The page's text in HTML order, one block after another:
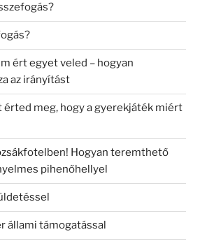
ért egyet veled – hogyan
az irányítást
meg, hogy a gyerekjáték miért
Hogyan teremthető
pihenőhellyel
állami támogatással